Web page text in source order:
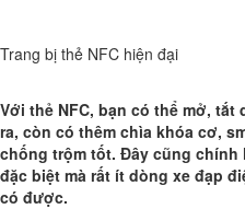
Trang bị thẻ NFC hiện đại
Với thẻ NFC, bạn có thể mở, tắt
ra, còn có thêm chìa khóa cơ,
chống trộm tốt. Đây cũng
đặc biệt mà rất ít dòng xe đạp
có được.